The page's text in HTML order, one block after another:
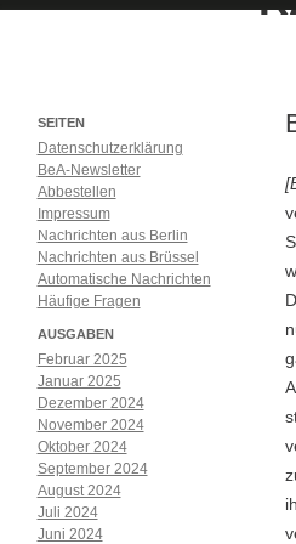
SEITEN
Datenschutzerklärung
BeA-Newsletter
Abbestellen
Impressum
Nachrichten aus Berlin
Nachrichten aus Brüssel
Automatische Nachrichten
Häufige Fragen
AUSGABEN
Februar 2025
Januar 2025
Dezember 2024
November 2024
Oktober 2024
September 2024
August 2024
Juli 2024
Juni 2024